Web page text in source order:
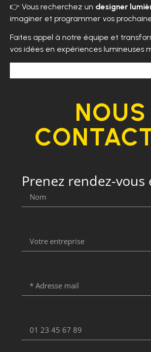
👉 Vous recherchez un designer
imaginer et programmer vos
Faites appel à notre équipe et
vos idées en expériences lumineuses
2023 - les 100 ans
Mans
CQLP
CIRQUE
2023 - Cirque
CQLP ayrton
2023 - Hangar
2023 -
2023 - Hangar
LUEURS de
2023 - LO2S
2023 - LO2S
NOUS
Prenez rendez-vous